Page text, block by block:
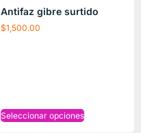
Antifaz gibre surtido
$1,500.00
Seleccionar opciones